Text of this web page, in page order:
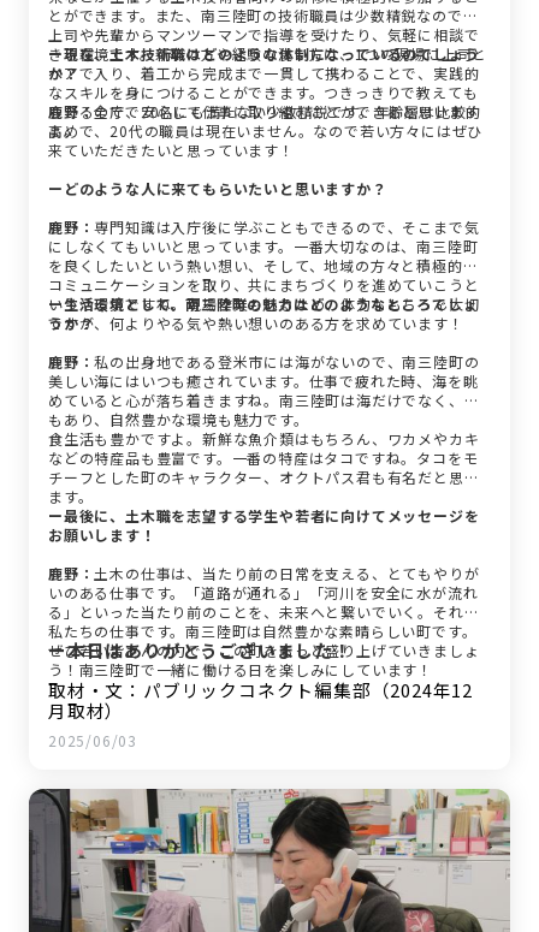
とができます。また、南三陸町の技術職員は少数精鋭なので、
上司や先輩からマンツーマンで指導を受けたり、気軽に相談で
きる環境です。新卒の方や経験の浅い方は、1つの現場に上司と
ペアで入り、着工から完成まで一貫して携わることで、実践的
なスキルを身につけることができます。つきっきりで教えても
らえるので、安心して仕事に取り組むことができると思います
よ。
ー現在、土木技術職はどのような体制になっているのでしょう
か？
鹿野：全庁で20名にも満たない少数精鋭です。年齢層は比較的
高めで、20代の職員は現在いません。なので若い方々にはぜひ
来ていただきたいと思っています！
ーどのような人に来てもらいたいと思いますか？
鹿野：専門知識は入庁後に学ぶこともできるので、そこまで気
にしなくてもいいと思っています。一番大切なのは、南三陸町
を良くしたいという熱い想い、そして、地域の方々と積極的に
コミュニケーションを取り、共にまちづくりを進めていこうと
いうやる気ですね。現場作業もあるため、体力ももちろん大切
ですが、何よりやる気や熱い想いのある方を求めています！
ー生活環境として、南三陸町の魅力はどのようなところでしょ
うか？
鹿野：私の出身地である登米市には海がないので、南三陸町の
美しい海にはいつも癒されています。仕事で疲れた時、海を眺
めていると心が落ち着きますね。南三陸町は海だけでなく、山
もあり、自然豊かな環境も魅力です。
食生活も豊かですよ。新鮮な魚介類はもちろん、ワカメやカキ
などの特産品も豊富です。一番の特産はタコですね。タコをモ
チーフとした町のキャラクター、オクトパス君も有名だと思い
ます。
ー最後に、土木職を志望する学生や若者に向けてメッセージを
お願いします！
鹿野： 土木の仕事は、当たり前の日常を支える、とてもやりが
いのある仕事です。「道路が通れる」「河川を安全に水が流れ
る」といった当たり前のことを、未来へと繋いでいく。それが
私たちの仕事です。南三陸町は自然豊かな素晴らしい町です。
ぜひ若い皆さんの力で、この町をもっと盛り上げていきましょ
う！南三陸町で一緒に働ける日を楽しみにしています！
ー本日はありがとうございました！
取材・文：パブリックコネクト編集部（2024年12
月取材）
2025/06/03